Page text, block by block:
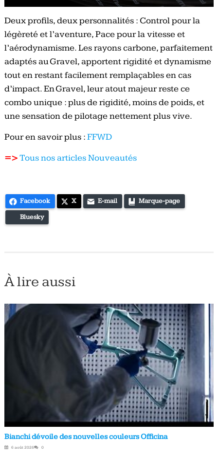
Deux profils, deux personnalités : Control pour la
légèreté et l’aventure, Pace pour la vitesse et
l’aérodynamisme. Les rayons carbone, parfaitement
adaptés au Gravel, apportent rigidité et dynamisme
tout en restant facilement remplaçables en cas
d’impact. En Gravel, leur atout majeur reste ce
combo unique : plus de rigidité, moins de poids, et
une sensation de pilotage nettement plus vive.
Pour en savoir plus :FFWD
=>Tous nos articles Nouveautés
Facebook X E-mail Marque-page
Bluesky
À lire aussi
Bianchi dévoile des nouvelles couleurs Officina
6 août 2026 0